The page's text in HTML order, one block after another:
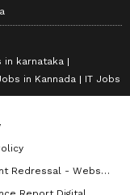
in karnataka
in Kannada IT Jobs
Redressal - Website